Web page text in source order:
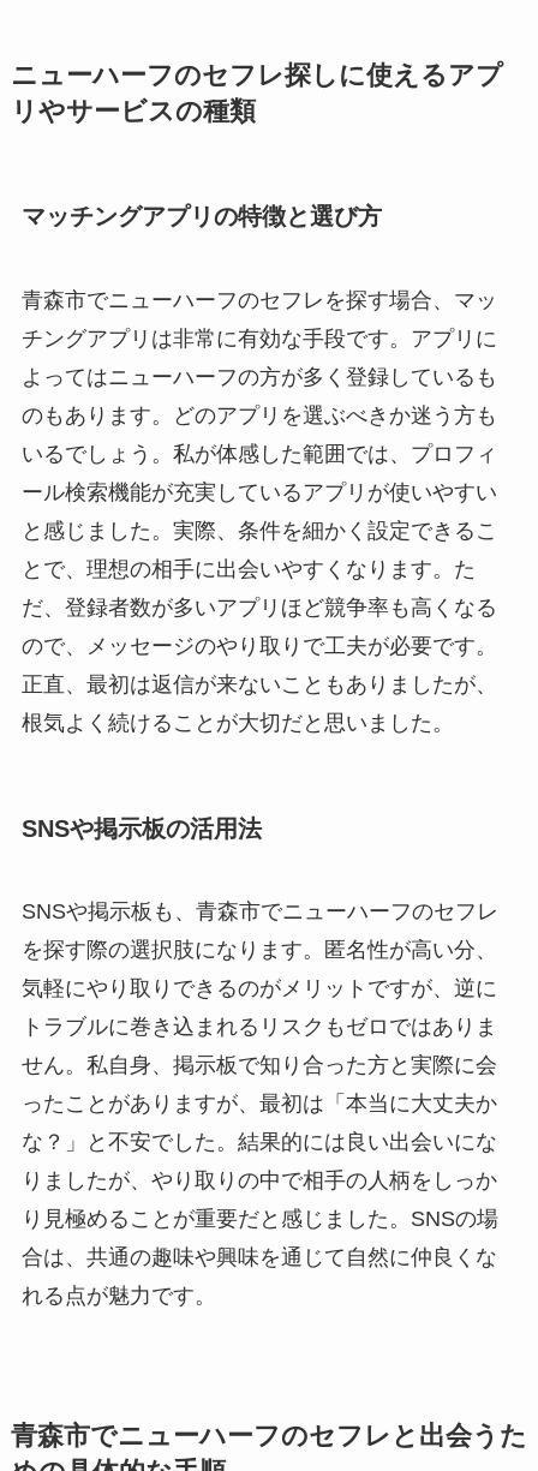
ニューハーフのセフレ探しに使えるアプ
リやサービスの種類
マッチングアプリの特徴と選び方
青森市でニューハーフのセフレを探す場合、マッ
チングアプリは非常に有効な手段です。アプリに
よってはニューハーフの方が多く登録しているも
のもあります。どのアプリを選ぶべきか迷う方も
いるでしょう。私が体感した範囲では、プロフィ
ール検索機能が充実しているアプリが使いやすい
と感じました。実際、条件を細かく設定できるこ
とで、理想の相手に出会いやすくなります。た
だ、登録者数が多いアプリほど競争率も高くなる
ので、メッセージのやり取りで工夫が必要です。
正直、最初は返信が来ないこともありましたが、
根気よく続けることが大切だと思いました。
SNSや掲示板の活用法
SNSや掲示板も、青森市でニューハーフのセフレ
を探す際の選択肢になります。匿名性が高い分、
気軽にやり取りできるのがメリットですが、逆に
トラブルに巻き込まれるリスクもゼロではありま
せん。私自身、掲示板で知り合った方と実際に会
ったことがありますが、最初は「本当に大丈夫か
な？」と不安でした。結果的には良い出会いにな
りましたが、やり取りの中で相手の人柄をしっか
り見極めることが重要だと感じました。SNSの場
合は、共通の趣味や興味を通じて自然に仲良くな
れる点が魅力です。
青森市でニューハーフのセフレと出会うた